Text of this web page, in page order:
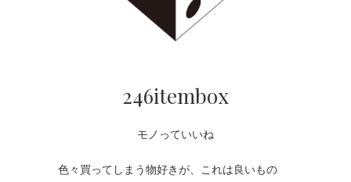
246itembox
モノっていいね
色々買ってしまう物好きが、これは良いもの